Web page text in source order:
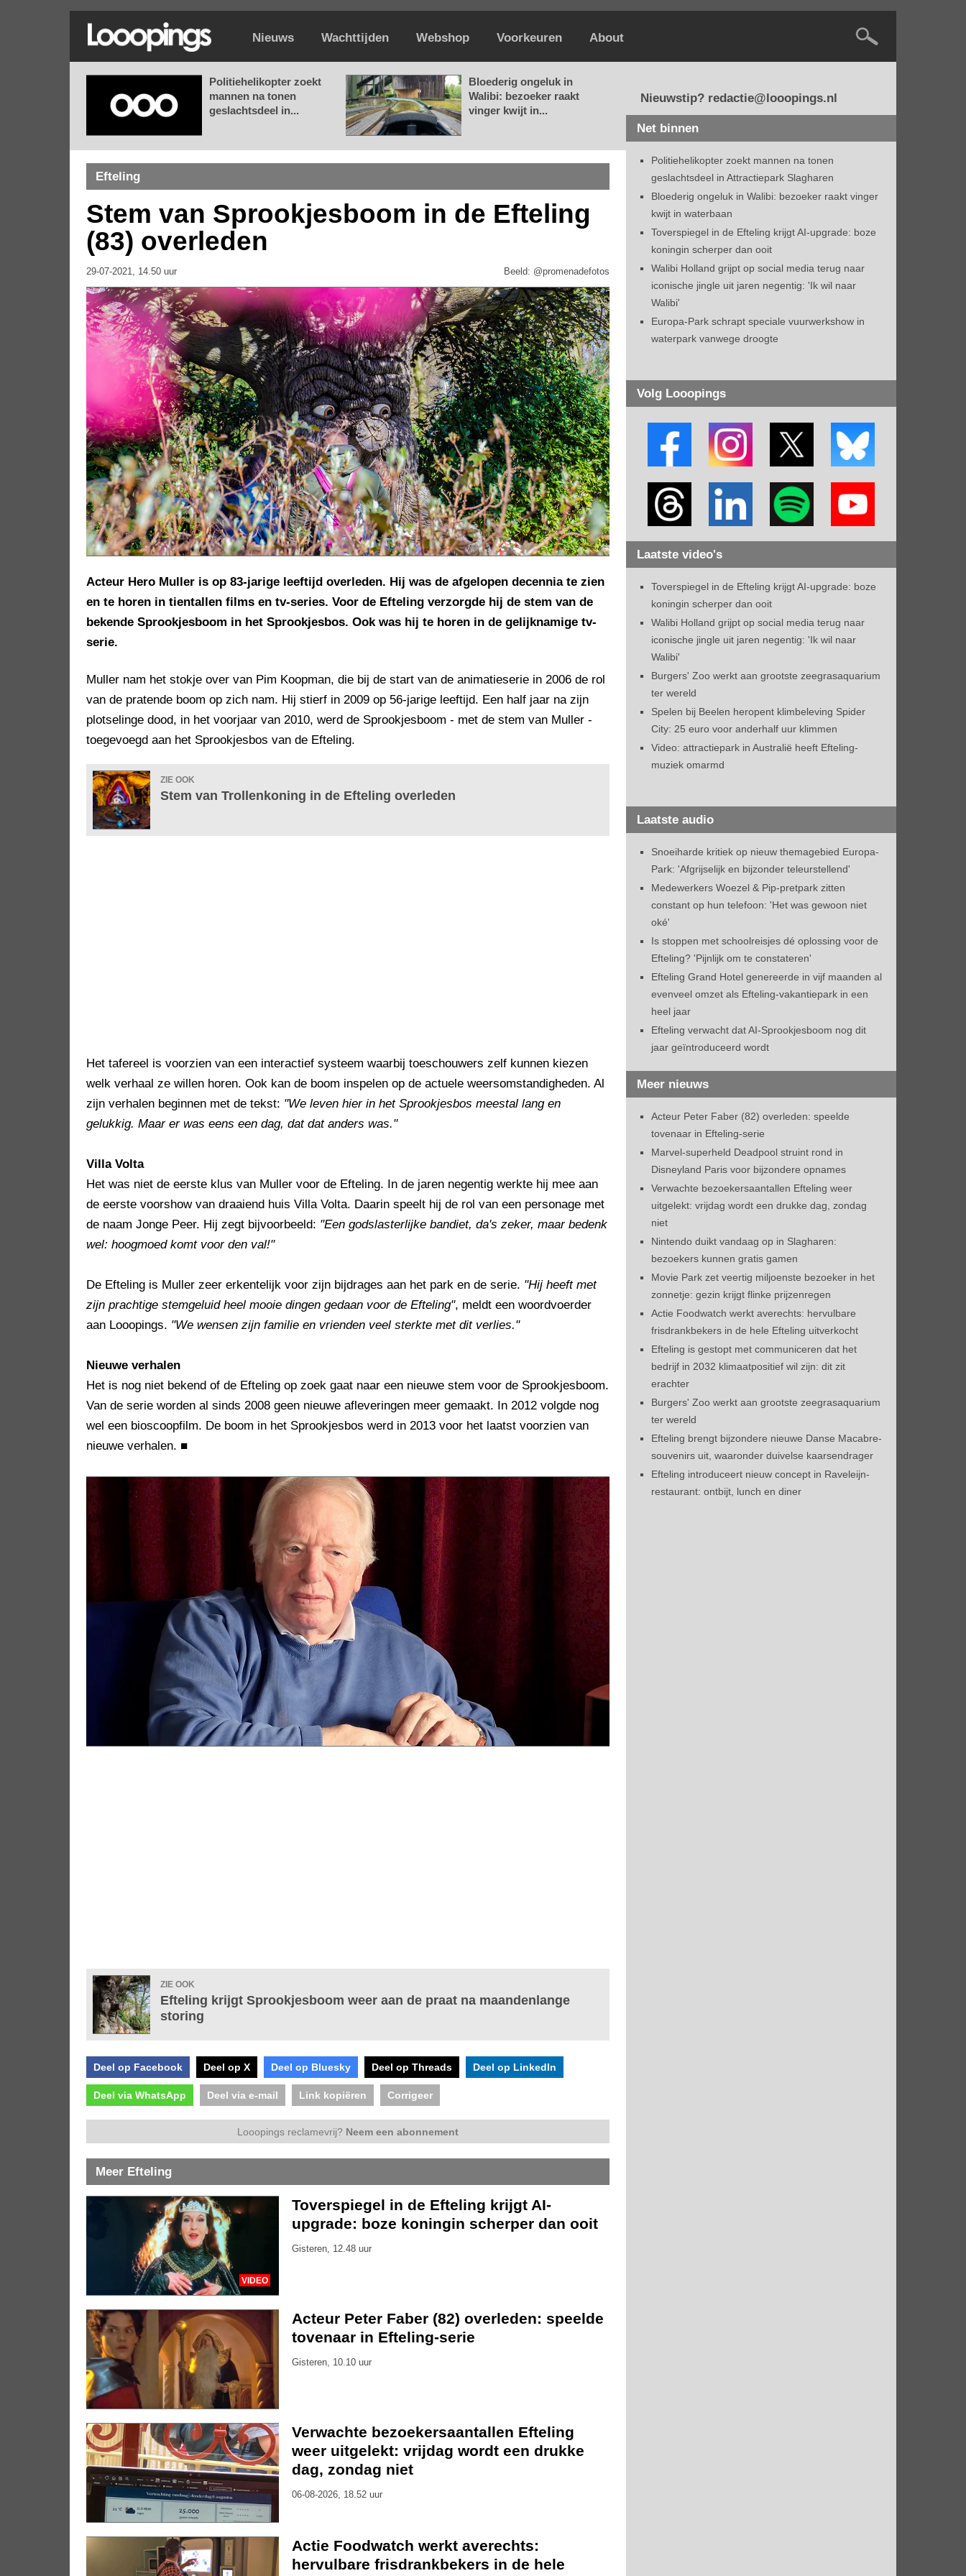
Nieuws Wachttijden Webshop Voorkeuren About
Politiehelikopter zoekt
mannen na tonen
geslachtsdeel in...
Bloederig ongeluk in
Walibi: bezoeker raakt
vinger kwijt in...
Efteling
Stem van Sprookjesboom in de Efteling
(83) overleden
29-07-2021, 14.50 uur Beeld: @promenadefotos
Acteur Hero Muller is op 83-jarige leeftijd overleden. Hij was de afgelopen decennia te zien
en te horen in tientallen films en tv-series. Voor de Efteling verzorgde hij de stem van de
bekende Sprookjesboom in het Sprookjesbos. Ook was hij te horen in de gelijknamige tv-
serie.
Muller nam het stokje over van Pim Koopman, die bij de start van de animatieserie in 2006 de rol
van de pratende boom op zich nam. Hij stierf in 2009 op 56-jarige leeftijd. Een half jaar na zijn
plotselinge dood, in het voorjaar van 2010, werd de Sprookjesboom - met de stem van Muller -
toegevoegd aan het Sprookjesbos van de Efteling.
ZIE OOK
Stem van Trollenkoning in de Efteling overleden
Het tafereel is voorzien van een interactief systeem waarbij toeschouwers zelf kunnen kiezen
welk verhaal ze willen horen. Ook kan de boom inspelen op de actuele weersomstandigheden. Al
zijn verhalen beginnen met de tekst: "We leven hier in het Sprookjesbos meestal lang en
gelukkig. Maar er was eens een dag, dat dat anders was."
Villa Volta
Het was niet de eerste klus van Muller voor de Efteling. In de jaren negentig werkte hij mee aan
de eerste voorshow van draaiend huis Villa Volta. Daarin speelt hij de rol van een personage met
de naam Jonge Peer. Hij zegt bijvoorbeeld: "Een godslasterlijke bandiet, da's zeker, maar bedenk
wel: hoogmoed komt voor den val!"
De Efteling is Muller zeer erkentelijk voor zijn bijdrages aan het park en de serie. "Hij heeft met
zijn prachtige stemgeluid heel mooie dingen gedaan voor de Efteling", meldt een woordvoerder
aan Looopings. "We wensen zijn familie en vrienden veel sterkte met dit verlies."
Nieuwe verhalen
Het is nog niet bekend of de Efteling op zoek gaat naar een nieuwe stem voor de Sprookjesboom.
Van de serie worden al sinds 2008 geen nieuwe afleveringen meer gemaakt. In 2012 volgde nog
wel een bioscoopfilm. De boom in het Sprookjesbos werd in 2013 voor het laatst voorzien van
nieuwe verhalen. ■
ZIE OOK
Efteling krijgt Sprookjesboom weer aan de praat na maandenlange
storing
Deel op Facebook Deel op X Deel op Bluesky Deel op Threads Deel op LinkedIn
Deel via WhatsApp Deel via e-mail Link kopiëren Corrigeer
Looopings reclamevrij? Neem een abonnement
Meer Efteling
VIDEO
Toverspiegel in de Efteling krijgt AI-
upgrade: boze koningin scherper dan ooit
Gisteren, 12.48 uur
Acteur Peter Faber (82) overleden: speelde
tovenaar in Efteling-serie
Gisteren, 10.10 uur
Verwachte bezoekersaantallen Efteling
weer uitgelekt: vrijdag wordt een drukke
dag, zondag niet
06-08-2026, 18.52 uur
Actie Foodwatch werkt averechts:
hervulbare frisdrankbekers in de hele
Nieuwstip? redactie@looopings.nl
Net binnen
Politiehelikopter zoekt mannen na tonen
geslachtsdeel in Attractiepark Slagharen
Bloederig ongeluk in Walibi: bezoeker raakt vinger
kwijt in waterbaan
Toverspiegel in de Efteling krijgt AI-upgrade: boze
koningin scherper dan ooit
Walibi Holland grijpt op social media terug naar
iconische jingle uit jaren negentig: 'Ik wil naar
Walibi'
Europa-Park schrapt speciale vuurwerkshow in
waterpark vanwege droogte
Volg Looopings
Laatste video's
Toverspiegel in de Efteling krijgt AI-upgrade: boze
koningin scherper dan ooit
Walibi Holland grijpt op social media terug naar
iconische jingle uit jaren negentig: 'Ik wil naar
Walibi'
Burgers' Zoo werkt aan grootste zeegrasaquarium
ter wereld
Spelen bij Beelen heropent klimbeleving Spider
City: 25 euro voor anderhalf uur klimmen
Video: attractiepark in Australië heeft Efteling-
muziek omarmd
Laatste audio
Snoeiharde kritiek op nieuw themagebied Europa-
Park: 'Afgrijselijk en bijzonder teleurstellend'
Medewerkers Woezel & Pip-pretpark zitten
constant op hun telefoon: 'Het was gewoon niet
oké'
Is stoppen met schoolreisjes dé oplossing voor de
Efteling? 'Pijnlijk om te constateren'
Efteling Grand Hotel genereerde in vijf maanden al
evenveel omzet als Efteling-vakantiepark in een
heel jaar
Efteling verwacht dat AI-Sprookjesboom nog dit
jaar geïntroduceerd wordt
Meer nieuws
Acteur Peter Faber (82) overleden: speelde
tovenaar in Efteling-serie
Marvel-superheld Deadpool struint rond in
Disneyland Paris voor bijzondere opnames
Verwachte bezoekersaantallen Efteling weer
uitgelekt: vrijdag wordt een drukke dag, zondag
niet
Nintendo duikt vandaag op in Slagharen:
bezoekers kunnen gratis gamen
Movie Park zet veertig miljoenste bezoeker in het
zonnetje: gezin krijgt flinke prijzenregen
Actie Foodwatch werkt averechts: hervulbare
frisdrankbekers in de hele Efteling uitverkocht
Efteling is gestopt met communiceren dat het
bedrijf in 2032 klimaatpositief wil zijn: dit zit
erachter
Burgers' Zoo werkt aan grootste zeegrasaquarium
ter wereld
Efteling brengt bijzondere nieuwe Danse Macabre-
souvenirs uit, waaronder duivelse kaarsendrager
Efteling introduceert nieuw concept in Raveleijn-
restaurant: ontbijt, lunch en diner